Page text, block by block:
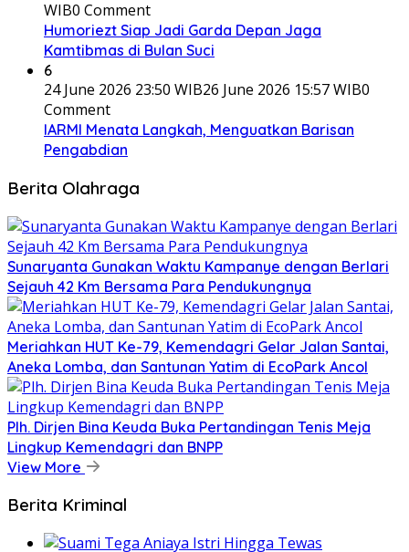
WIB0 Comment
Humoriezt Siap Jadi Garda Depan Jaga
Kamtibmas di Bulan Suci
6
24 June 2026 23:50 WIB26 June 2026 15:57 WIB0
Comment
IARMI Menata Langkah, Menguatkan Barisan
Pengabdian
Berita Olahraga
Sunaryanta Gunakan Waktu Kampanye dengan Berlari
Sejauh 42 Km Bersama Para Pendukungnya
Meriahkan HUT Ke-79, Kemendagri Gelar Jalan Santai,
Aneka Lomba, dan Santunan Yatim di EcoPark Ancol
Plh. Dirjen Bina Keuda Buka Pertandingan Tenis Meja
Lingkup Kemendagri dan BNPP
View More
Berita Kriminal